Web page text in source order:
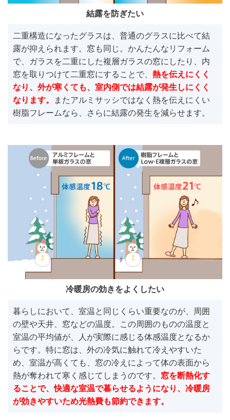
結露を防ぎたい
二重構造になったグラスは、普通のグラスに比べて結
露が抑えられます。窓も同じ。かんたんなリフォーム
で、ガラスを二重にした複層ガラスの窓にしたり、内
窓を取りつけて二重窓にすることで、 熱を伝えにくく
なり、外が寒くても、室内側では結露が発生しにくく
なります。
またアルミサッシではなく熱を伝えにくい
樹脂フレームなら、さらに結露の発生を減らせます。
冷暖房の効きをよくしたい
暮らしにおいて、室温と同じくらい重要なのが、周囲
の壁や天井、窓などの温度。この周囲のものの温度と
室温の平均値が、人が実際に感じる体感温度となるか
らです。特に窓は、外の冷気に触れて冷えやすいた
め、室温が高くても、窓の冷えによって体の表面から
熱が奪われて寒く感じてしまうのです。 窓を断熱化す
ることで、快適な室温で暮らせるようになり、冷暖房
が効きやすいため光熱費も節約できます。